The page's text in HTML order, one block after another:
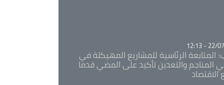
22/07/
المتابعة الرئاسية للمشاريع المهيكلة في
المناجم والتعدين تأكيد على المضي قدما
الاقتصاد